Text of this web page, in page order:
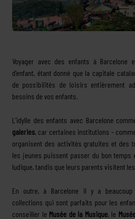
Voyager avec des enfants à Barcelone
d’enfant, étant donné que la capitale
de possibilités de loisirs entièrement
besoins de vos enfants.
L’idylle des enfants avec Barcelone
galeries, car certaines institutions – comme
organisent des activités gratuites et des
les jeunes puissent passer du bon temps
ludique, tandis que leurs parents visitent les
En outre, à Barcelone il y a
collections qui sont parfaits pour les
conseiller le Musée de la Musique, le